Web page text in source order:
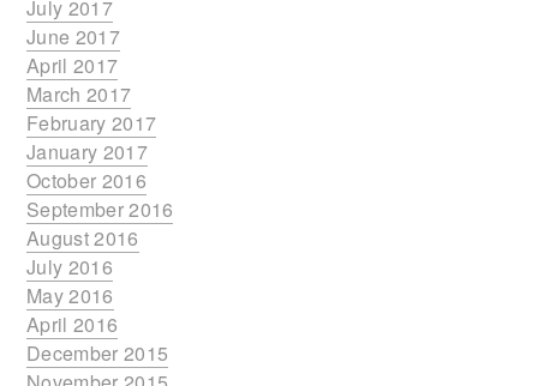
July 2017
June 2017
April 2017
March 2017
February 2017
January 2017
October 2016
September 2016
August 2016
July 2016
May 2016
April 2016
December 2015